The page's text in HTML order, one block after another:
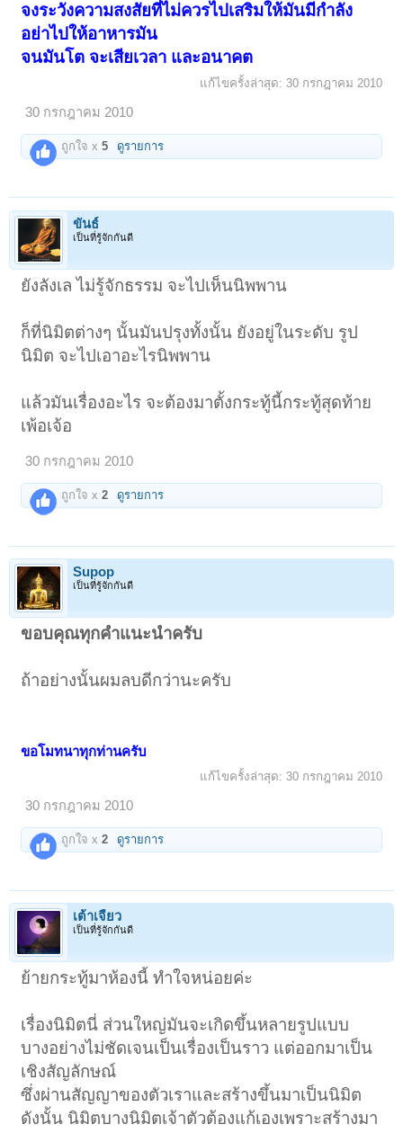
จงระวังความสงสัยที่ไม่ควรไปเสริมให้มันมีกำลัง
อย่าไปให้อาหารมัน
จนมันโต จะเสียเวลา และอนาคต
แก้ไขครั้งล่าสุด: 30 กรกฎาคม 2010
30 กรกฎาคม 2010
ถูกใจ x5 ดูรายการ
ขันธ์
เป็นที่รู้จักกันดี
ยังลังเล ไม่รู้จักธรรม จะไปเห็นนิพพาน
ก็ที่นิมิตต่างๆ นั้นมันปรุงทั้งนั้น ยังอยู่ในระดับ รูป
นิมิต จะไปเอาอะไรนิพพาน
แล้วมันเรื่องอะไร จะต้องมาตั้งกระทู้นี้กระทู้สุดท้าย
เพ้อเจ้อ
30 กรกฎาคม 2010
ถูกใจ x2 ดูรายการ
Supop
เป็นที่รู้จักกันดี
ขอบคุณทุกคำแนะนำครับ
ถ้าอย่างนั้นผมลบดีกว่านะครับ
ขอโมทนาทุกท่านครับ
แก้ไขครั้งล่าสุด: 30 กรกฎาคม 2010
30 กรกฎาคม 2010
ถูกใจ x2 ดูรายการ
เต้าเจี้ยว
เป็นที่รู้จักกันดี
ย้ายกระทู้มาห้องนี้ ทำใจหน่อยค่ะ
เรื่องนิมิตนี่ ส่วนใหญ่มันจะเกิดขึ้นหลายรูปแบบ
บางอย่างไม่ชัดเจนเป็นเรื่องเป็นราว แต่ออกมาเป็น
เชิงสัญลักษณ์
ซึ่งผ่านสัญญาของตัวเราและสร้างขึ้นมาเป็นนิมิต
ดังนั้น นิมิตบางนิมิตเจ้าตัวต้องแก้เองเพราะสร้างมา